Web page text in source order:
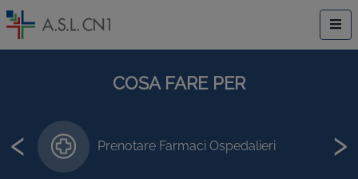
COSA FARE PER
Prenotare Farmaci Ospedalieri
‹ ›